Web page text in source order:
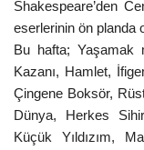
Shakespeare’den
eserlerinin ön planda
Bu hafta; Yaşamak
Kazanı, Hamlet,
Çingene Boksör,
Dünya, Herkes
Küçük Yıldızım,